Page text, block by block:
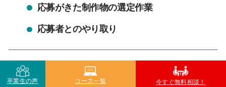
応募がきた制作物の選定作業
応募者とのやり取り
なので、コンペ形式のデメリットとしては、予算
卒業生の声 コース一覧 今すぐ無料相談！